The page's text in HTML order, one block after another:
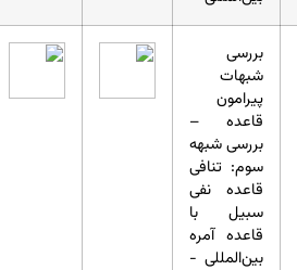
بررسی
شبهات
پیرامون
قاعده –
بررسی شبهه
سوم: تنافی
قاعده نفی
سبیل با
قاعده آمره
بین‌المللی -